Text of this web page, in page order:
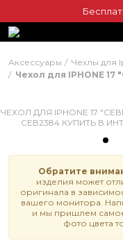
Аксессуары
Чехлы для
Чехол для IPHONE
Обратите
изделия может
оригинала в
вашего монитора.
и мы пришлем
фото цвета